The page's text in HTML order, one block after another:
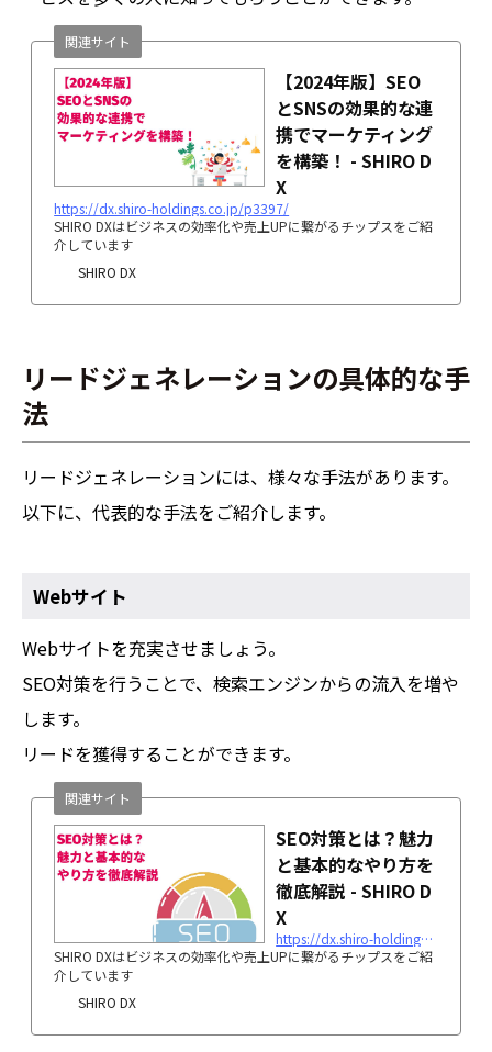
【2024年版】SEO
とSNSの効果的な連
携でマーケティング
を構築！ - SHIRO D
X
https://dx.shiro-holdings.co.jp/p3397/
SHIRO DXはビジネスの効率化や売上UPに繋がるチップスをご紹
介しています
SHIRO DX
関連サイト
リードジェネレーションの具体的な手
法
リードジェネレーションには、様々な手法があります。
以下に、代表的な手法をご紹介します。
Webサイト
Webサイトを充実させましょう。
SEO対策を行うことで、検索エンジンからの流入を増や
します。
リードを獲得することができます。
SEO対策とは？魅力
と基本的なやり方を
徹底解説 - SHIRO D
X
https://dx.shiro-holdings.co.jp/p3395/
SHIRO DXはビジネスの効率化や売上UPに繋がるチップスをご紹
介しています
SHIRO DX
関連サイト